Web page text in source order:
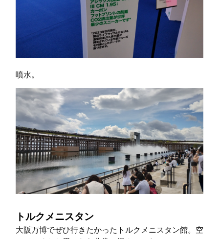
噴水。
トルクメニスタン
大阪万博でぜひ行きたかったトルクメニスタン館。空